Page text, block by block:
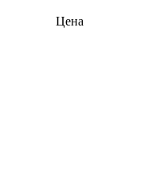
Цена